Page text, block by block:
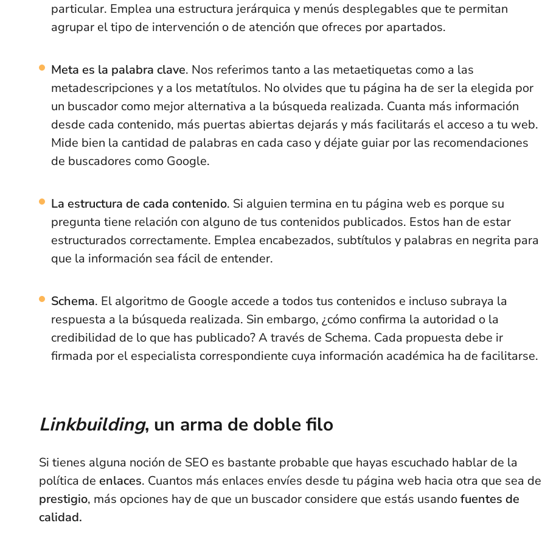
particular. Emplea una estructura jerárquica y menús desplegables que te permitan
agrupar el tipo de intervención o de atención que ofreces por apartados.
Meta es la palabra clave. Nos referimos tanto a las metaetiquetas como a las
metadescripciones y a los metatítulos. No olvides que tu página ha de ser la elegida por
un buscador como mejor alternativa a la búsqueda realizada. Cuanta más información
desde cada contenido, más puertas abiertas dejarás y más facilitarás el acceso a tu web.
Mide bien la cantidad de palabras en cada caso y déjate guiar por las recomendaciones
de buscadores como Google.
La estructura de cada contenido. Si alguien termina en tu página web es porque su
pregunta tiene relación con alguno de tus contenidos publicados. Estos han de estar
estructurados correctamente. Emplea encabezados, subtítulos y palabras en negrita para
que la información sea fácil de entender.
Schema. El algoritmo de Google accede a todos tus contenidos e incluso subraya la
respuesta a la búsqueda realizada. Sin embargo, ¿cómo confirma la autoridad o la
credibilidad de lo que has publicado? A través de Schema. Cada propuesta debe ir
firmada por el especialista correspondiente cuya información académica ha de facilitarse.
Linkbuilding, un arma de doble filo
Si tienes alguna noción de SEO es bastante probable que hayas escuchado hablar de la
política de enlaces. Cuantos más enlaces envíes desde tu página web hacia otra que sea de
prestigio, más opciones hay de que un buscador considere que estás usandofuentes de
calidad.